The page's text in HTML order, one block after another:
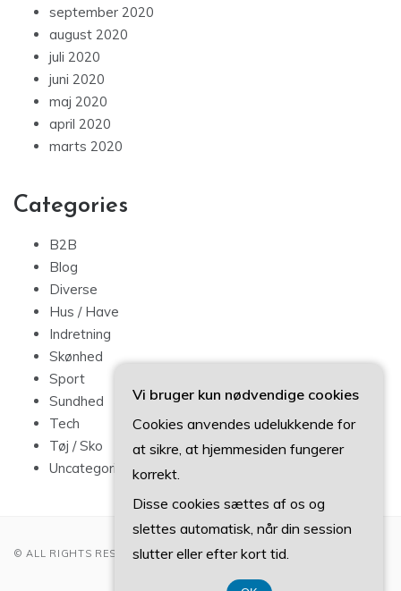
september 2020
august 2020
juli 2020
juni 2020
maj 2020
april 2020
marts 2020
Categories
B2B
Blog
Diverse
Hus / Have
Indretning
Skønhed
Sport
Sundhed
Tech
Tøj / Sko
Uncategorized
© ALL RIGHTS RESERVED 2022
Vi bruger kun nødvendige cookies
Cookies anvendes udelukkende for
at sikre, at hjemmesiden fungerer
korrekt.
Disse cookies sættes af os og
slettes automatisk, når din session
slutter eller efter kort tid.